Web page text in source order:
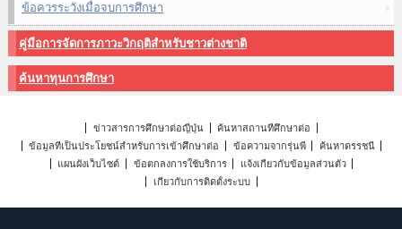
ข้อควรระวังเมื่อจบการศึกษา
คู่มือการจัดการภาวะวิกฤติสำหรับชาวต่างชาติ
ค้นหาทุนการศึกษา
ข่าวสารการศึกษาต่อญี่ปุ่น
ค้นหาสถานที่ศึกษาต่อ
ข้อมูลที่เป็นประโยชน์สำหรับการเข้าศึกษาต่อ
ข้อความจากรุ่นพี่
ค้นหาดรรชนี
แผนผังเว็บไซต์
ข้อตกลงการใช้บริการ
แจ้งเกี่ยวกับข้อมูลส่วนตัว
เกี่ยวกับการติดตั้งระบบ